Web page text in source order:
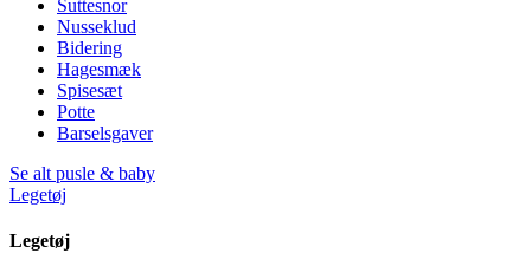
Suttesnor
Nusseklud
Bidering
Hagesmæk
Spisesæt
Potte
Barselsgaver
Se alt pusle & baby
Legetøj
Legetøj